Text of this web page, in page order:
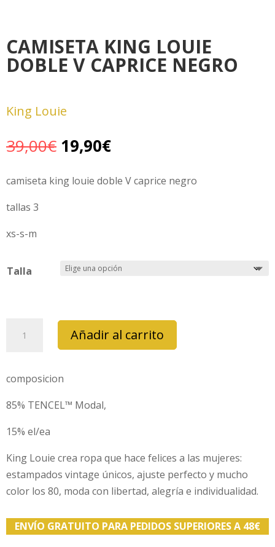
CAMISETA KING LOUIE
DOBLE V CAPRICE NEGRO
King Louie
39,00€ El
precio
original
era:
19,90€El
actual
camiseta king louie doble V caprice negro
tallas 3
xs-s-m
Talla
king
doble
caprice
negro
Añadir al carrito
composicion
85% TENCEL™ Modal,
15% el/ea
King Louie crea ropa que hace felices a las mujeres:
estampados vintage únicos, ajuste perfecto y mucho
color los 80, moda con libertad, alegría e individualidad.
ENVÍO GRATUITO PARA PEDIDOS SUPERIORES A 48€